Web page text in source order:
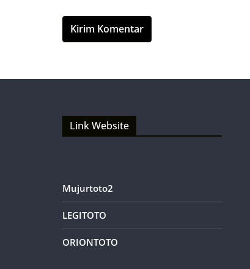
Link Website
Mujurtoto2
LEGITOTO
ORIONTOTO